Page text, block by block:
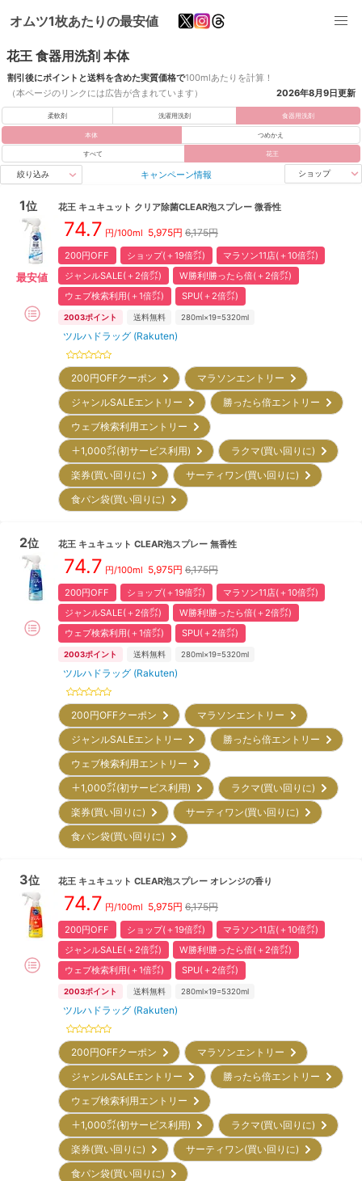
オムツ1枚あたりの最安値
花王 食器用洗剤 本体
割引後にポイントと送料を含めた実質価格で100mlあたりを計算！
（本ページのリンクには広告が含まれています）
2026年8月9日更新
柔軟剤 洗濯用洗剤 食器用洗剤
本体 つめかえ
すべて 花王
絞り込み キャンペーン情報 ショップ
1位
最安値
花王 キュキュット クリア除菌CLEAR泡スプレー 微香性
74.7 円/100ml 5,975円 6,175円
200円OFF ショップ(＋19倍㌽)
マラソン11店(＋10倍㌽)
ジャンルSALE(＋2倍㌽)
W勝利!勝ったら倍(＋2倍㌽)
ウェブ検索利用(＋1倍㌽)
SPU(＋2倍㌽)
2003ポイント 送料無料 280ml×19=5320ml
ツルハドラッグ (Rakuten)
200円OFFクーポン
マラソンエントリー
ジャンルSALEエントリー
勝ったら倍エントリー
ウェブ検索利用エントリー
＋1,000㌽(初サービス利用)
ラクマ(買い回りに)
楽券(買い回りに)
サーティワン(買い回りに)
食パン袋(買い回りに)
2位 花王 キュキュット CLEAR泡スプレー 無香性
74.7 円/100ml 5,975円 6,175円
200円OFF ショップ(＋19倍㌽)
マラソン11店(＋10倍㌽)
ジャンルSALE(＋2倍㌽)
W勝利!勝ったら倍(＋2倍㌽)
ウェブ検索利用(＋1倍㌽)
SPU(＋2倍㌽)
2003ポイント 送料無料 280ml×19=5320ml
ツルハドラッグ (Rakuten)
200円OFFクーポン
マラソンエントリー
ジャンルSALEエントリー
勝ったら倍エントリー
ウェブ検索利用エントリー
＋1,000㌽(初サービス利用)
ラクマ(買い回りに)
楽券(買い回りに)
サーティワン(買い回りに)
食パン袋(買い回りに)
3位 花王 キュキュット CLEAR泡スプレー オレンジの香り
74.7 円/100ml 5,975円 6,175円
200円OFF ショップ(＋19倍㌽)
マラソン11店(＋10倍㌽)
ジャンルSALE(＋2倍㌽)
W勝利!勝ったら倍(＋2倍㌽)
ウェブ検索利用(＋1倍㌽)
SPU(＋2倍㌽)
2003ポイント 送料無料 280ml×19=5320ml
ツルハドラッグ (Rakuten)
200円OFFクーポン
マラソンエントリー
ジャンルSALEエントリー
勝ったら倍エントリー
ウェブ検索利用エントリー
＋1,000㌽(初サービス利用)
ラクマ(買い回りに)
楽券(買い回りに)
サーティワン(買い回りに)
食パン袋(買い回りに)